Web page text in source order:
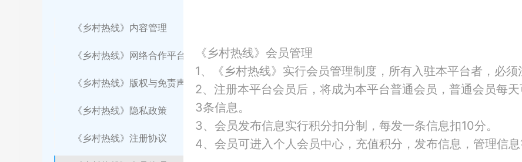
《乡村热线》内容管理
《乡村热线》版权与免责声明
《乡村热线》隐私政策
《乡村热线》注册协议
《乡村热线》会员管理
1、《乡村热线》实行会员管理制度，所有入驻本平台者，必须
2、注册本平台会员后，将成为本平台普通会员，普通会员每天
3条信息。
3、会员发布信息实行积分扣分制，每发一条信息扣10分。
4、会员可进入个人会员中心，充值积分，发布信息，管理信息